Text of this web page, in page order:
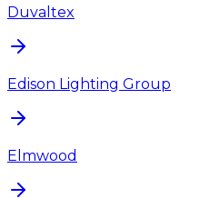
Duvaltex
Edison Lighting Group
Elmwood